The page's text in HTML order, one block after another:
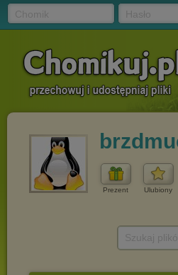
Prezent Ulubiony